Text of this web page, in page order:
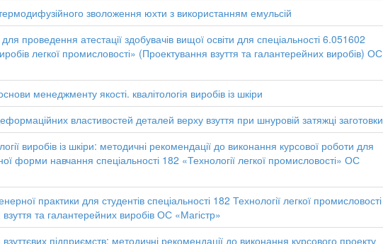
зволоження юхти з використанням емульсій
для проведення атестації здобувачів вищої освіти для спеціальності 6.051602
легкої промисловості» (Проектування взуття та галантерейних виробів) ОС
менеджменту якості. квалітологія виробів із шкіри
властивостей деталей верху взуття при шнуровій затяжці заготовки
виробів із шкіри: методичні рекомендації до виконання курсової роботи для
форми навчання спеціальності 182 «Технології легкої промисловості» ОС
практики для студентів спеціальності 182 Технології легкої промисловості
та галантерейних виробів ОС «Магістр»
підприємств: методичні рекомендації до виконання курсового проекту